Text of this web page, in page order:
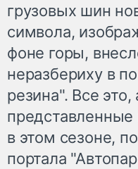
грузовых шин
символа,
фоне горы,
неразбериху в
резина". Все
в этом сезоне,
портала